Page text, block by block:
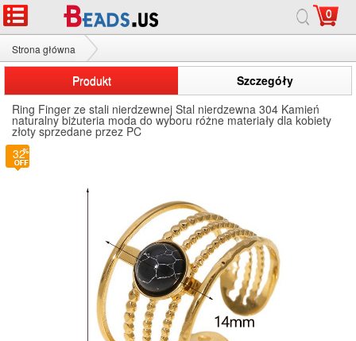
0
Strona główna
Ring Finger ze stali nierdzewnej
Produkt
Szczegóły
Ring Finger ze stali nierdzewnej Stal nierdzewna 304 Kamień
naturalny biżuteria moda do wyboru różne materiały dla kobiety
złoty sprzedane przez PC
32